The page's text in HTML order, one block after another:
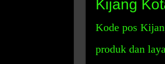
Kijang
Kode pos
produk dan